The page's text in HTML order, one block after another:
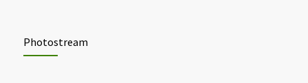
Photostream